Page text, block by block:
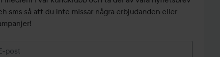
sms så att du inte missar några erbjudanden eller
post